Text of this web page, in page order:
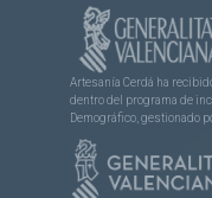
Artesanía Cerdá ha
dentro del programa de
Demográfico, gestionado